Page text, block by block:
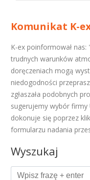
Komunikat K-
K-ex poinformował
trudnych warunków
doręczeniach mogą
niedogodności
zgłaszała podobnych
sugerujemy wybór firmy
dokonuje się poprzez
formularzu nadania
Wyszukaj